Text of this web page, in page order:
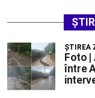
ŞTIREA
Foto |
între